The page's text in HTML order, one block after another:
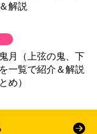
解説
月（上弦の鬼、下
一覧で紹介＆解説
め）